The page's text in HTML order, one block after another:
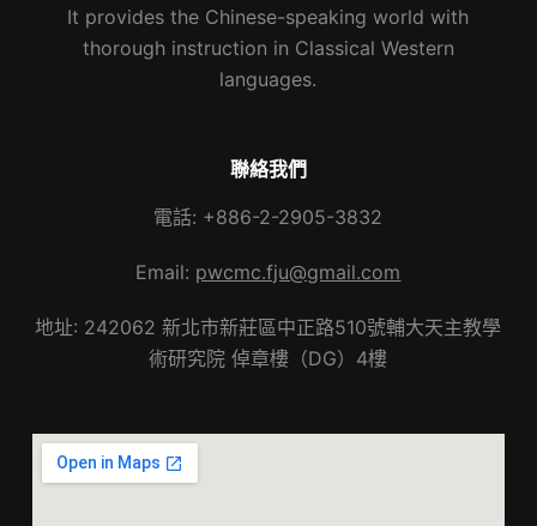
It provides the Chinese-speaking world with
thorough instruction in Classical Western
languages.
聯絡我們
電話: +886-2-2905-3832
Email: pwcmc.fju@gmail.com
地址: 242062 新北市新莊區中正路510號輔大天主教學
術研究院 倬章樓（DG）4樓